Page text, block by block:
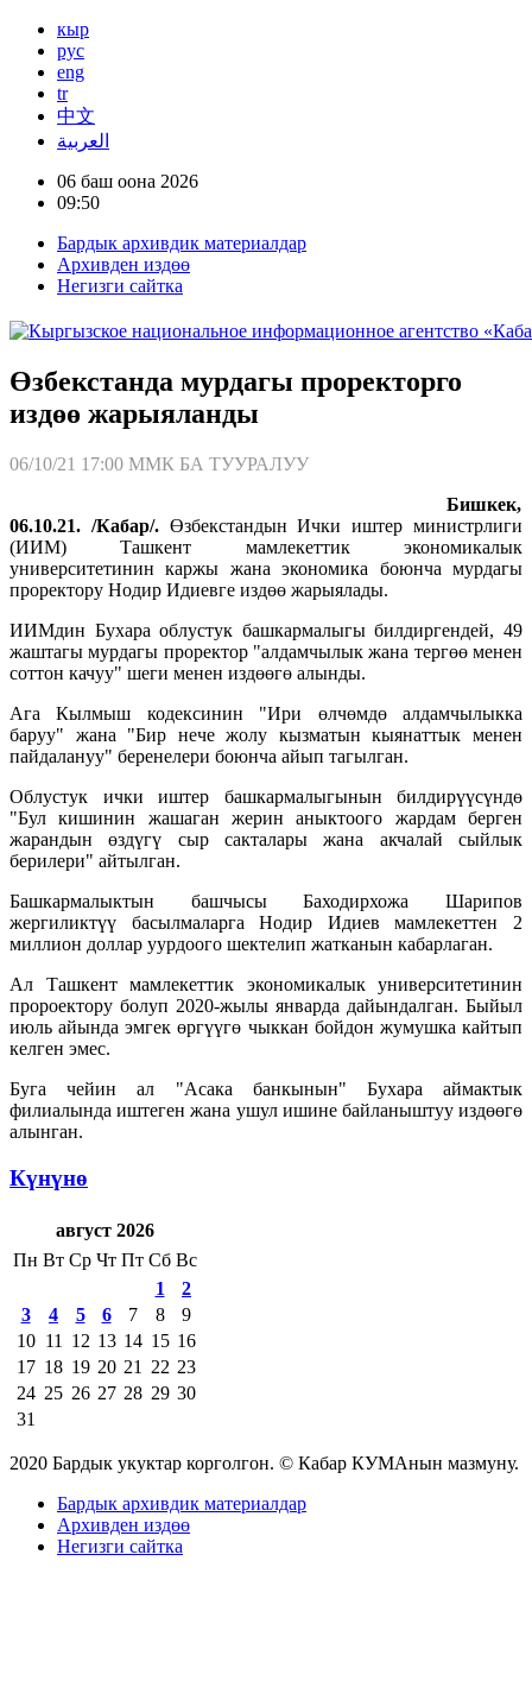
кыр
рус
eng
tr
中文
العربية
06 баш оона 2026
09:50
Бардык архивдик материалдар
Архивден издөө
Негизги сайтка
Өзбекстанда мурдагы проректорго
издөө жарыяланды
06/10/21 17:00 ММК БА ТУУРАЛУУ
Бишкек,
06.10.21. /Кабар/. Өзбекстандын Ички иштер министрлиги
(ИИМ) Ташкент мамлекеттик экономикалык
университетинин каржы жана экономика боюнча мурдагы
проректору Нодир Идиевге издөө жарыялады.
ИИМдин Бухара облустук башкармалыгы билдиргендей, 49
жаштагы мурдагы проректор "алдамчылык жана тергөө менен
соттон качуу" шеги менен издөөгө алынды.
Ага Кылмыш кодексинин "Ири өлчөмдө алдамчылыкка
баруу" жана "Бир нече жолу кызматын кыянаттык менен
пайдалануу" беренелери боюнча айып тагылган.
Облустук ички иштер башкармалыгынын билдирүүсүндө
"Бул кишинин жашаган жерин аныктоого жардам берген
жарандын өздүгү сыр сакталары жана акчалай сыйлык
берилери" айтылган.
Башкармалыктын башчысы Баходирхожа Шарипов
жергиликтүү басылмаларга Нодир Идиев мамлекеттен 2
миллион доллар уурдоого шектелип жатканын кабарлаган.
Ал Ташкент мамлекеттик экономикалык университетинин
пророектору болуп 2020-жылы январда дайындалган. Быйыл
июль айында эмгек өргүүгө чыккан бойдон жумушка кайтып
келген эмес.
Буга чейин ал "Асака банкынын" Бухара аймактык
филиалында иштеген жана ушул ишине байланыштуу издөөгө
алынган.
Күнүнө
август 2026
Пн Вт Ср Чт Пт Сб Вс
1
2
3
4 5 6 7 8
9
10 11 12 13 14 15 16
17 18 19 20 21 22 23
24 25 26 27 28 29 30
31
2020 Бардык укуктар корголгон. © Кабар КУМАнын мазмуну.
Бардык архивдик материалдар
Архивден издөө
Негизги сайтка